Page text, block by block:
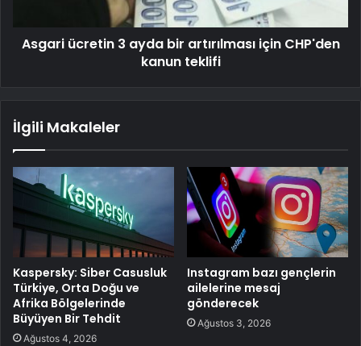
Asgari ücretin 3 ayda bir artırılması için CHP'den
kanun teklifi
İlgili Makaleler
Kaspersky: Siber Casusluk
Türkiye, Orta Doğu ve
Afrika Bölgelerinde
Büyüyen Bir Tehdit
Ağustos 4, 2026
Instagram bazı gençlerin
ailelerine mesaj
gönderecek
Ağustos 3, 2026